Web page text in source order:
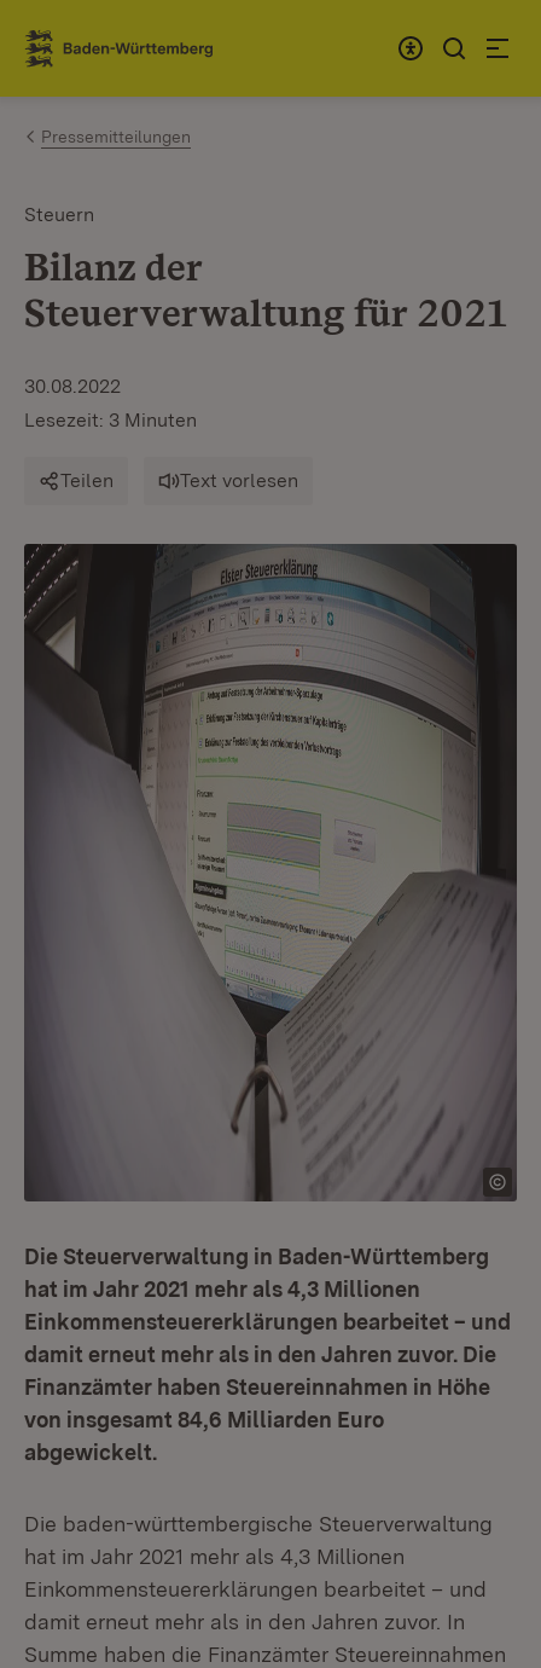
Zum Inhalt springen
Link zur Startseite
Pressemitteilungen
Steuern
Bilanz der
Steuerverwaltung für 2021
30.08.2022
Lesezeit: 3 Minuten
Teilen Text vorlesen
Die Steuerverwaltung in Baden-Württemberg
hat im Jahr 2021 mehr als 4,3 Millionen
Einkommensteuererklärungen bearbeitet – und
damit erneut mehr als in den Jahren zuvor. Die
Finanzämter haben Steuereinnahmen in Höhe
von insgesamt 84,6 Milliarden Euro
abgewickelt.
Die baden-württembergische Steuerverwaltung
hat im Jahr 2021 mehr als 4,3 Millionen
Einkommensteuererklärungen bearbeitet – und
damit erneut mehr als in den Jahren zuvor. In
Summe haben die Finanzämter Steuereinnahmen